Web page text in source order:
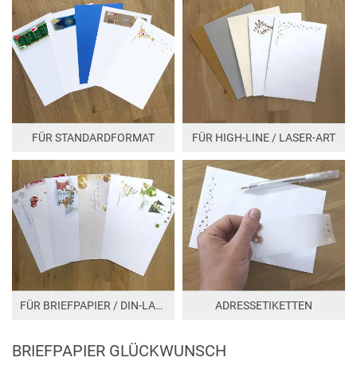
FÜR STANDARDFORMAT FÜR HIGH-LINE / LASER-ART
FÜR BRIEFPAPIER / DIN-LANG ADRESSETIKETTEN
BRIEFPAPIER GLÜCKWUNSCH